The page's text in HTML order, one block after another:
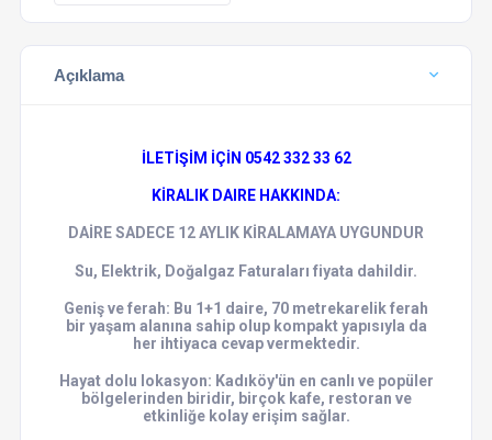
Açıklama
İLETİŞİM İÇİN 0542 332 33 62
KİRALIK DAIRE HAKKINDA:
DAİRE SADECE 12 AYLIK KİRALAMAYA UYGUNDUR
Su, Elektrik, Doğalgaz Faturaları fiyata dahildir.
Geniş ve ferah: Bu 1+1 daire, 70 metrekarelik ferah
bir yaşam alanına sahip olup kompakt yapısıyla da
her ihtiyaca cevap vermektedir.
Hayat dolu lokasyon: Kadıköy'ün en canlı ve popüler
bölgelerinden biridir, birçok kafe, restoran ve
etkinliğe kolay erişim sağlar.